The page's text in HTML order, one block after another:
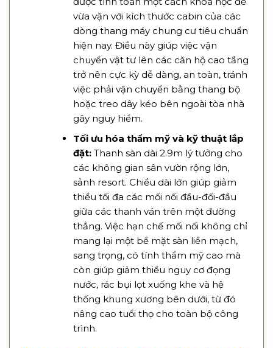
vừa vặn với kích thước cabin của các
dòng thang máy chung cư tiêu chuẩn
hiện nay. Điều này giúp việc vận
chuyển vật tư lên các căn hộ cao tầng
trở nên cực kỳ dễ dàng, an toàn, tránh
việc phải vận chuyển bằng thang bộ
hoặc treo dây kéo bên ngoài tòa nhà
gây nguy hiểm.
Tối ưu hóa thẩm mỹ và kỹ thuật lắp
đặt: Thanh sàn dài 2.9m lý tưởng cho
các không gian sân vườn rộng lớn,
sảnh resort. Chiều dài lớn giúp giảm
thiểu tối đa các mối nối đầu-đối-đầu
giữa các thanh ván trên một đường
thẳng. Việc hạn chế mối nối không chỉ
mang lại một bề mặt sàn liền mạch,
sang trọng, có tính thẩm mỹ cao mà
còn giúp giảm thiểu nguy cơ đọng
nước, rác bụi lọt xuống khe và hệ
thống khung xương bên dưới, từ đó
nâng cao tuổi thọ cho toàn bộ công
trình.